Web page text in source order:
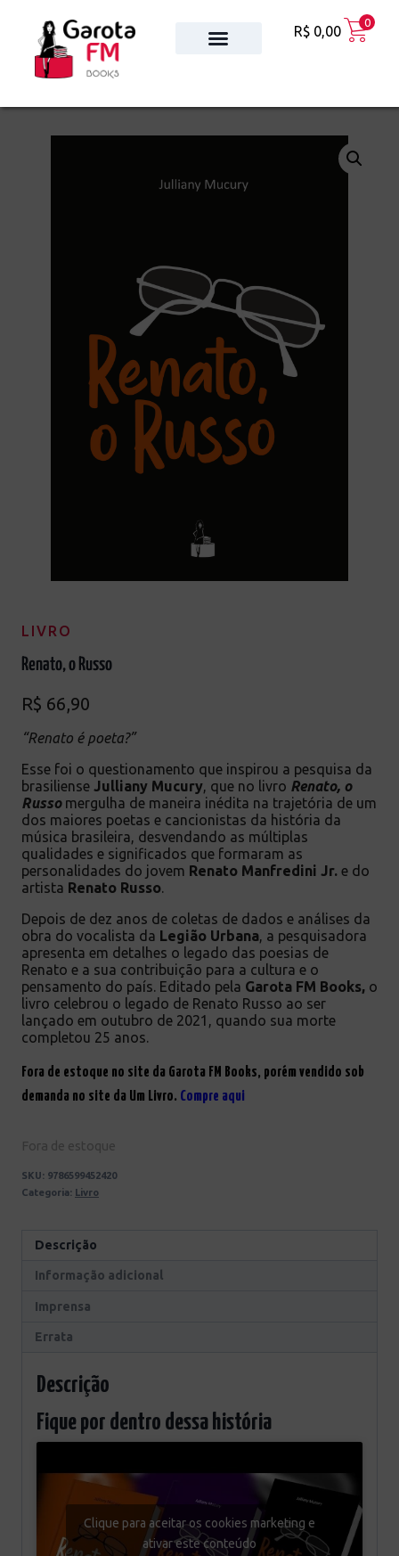
R$ 0,00
0
LIVRO
Renato, o Russo
R$ 66,90
“Renato é poeta?”
Esse foi o questionamento que inspirou a pesquisa da
brasiliense Julliany Mucury, que no livro Renato, o
Russomergulha de maneira inédita na trajetória de um
dos maiores poetas e cancionistas da história da
música brasileira, desvendando as múltiplas
qualidades e significados que formaram as
personalidades do jovem Renato Manfredini Jr. e do
artista Renato Russo.
Depois de dez anos de coletas de dados e análises da
obra do vocalista da Legião Urbana, a pesquisadora
apresenta em detalhes o legado das poesias de
Renato e a sua contribuição para a cultura e o
pensamento do país. Editado pela Garota FM Books, o
livro celebrou o legado de Renato Russo ao ser
lançado em outubro de 2021, quando sua morte
completou 25 anos.
Fora de estoque no site da Garota FM Books, porém vendido sob
demanda no site da Um Livro. Compre aqui
Fora de estoque
SKU: 9786599452420
Categoria: Livro
Descrição
Informação adicional
Imprensa
Errata
Descrição
Fique por dentro dessa história
Clique para aceitar os cookies marketing e
ativar este conteúdo